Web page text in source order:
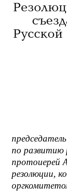
по развитию
протоиерей
резолюции,